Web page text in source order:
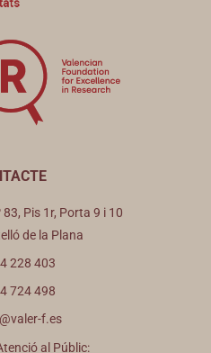
Pis 1r, Porta 9 i 10
de la Plana
228 403
724 498
f.es
al Públic: